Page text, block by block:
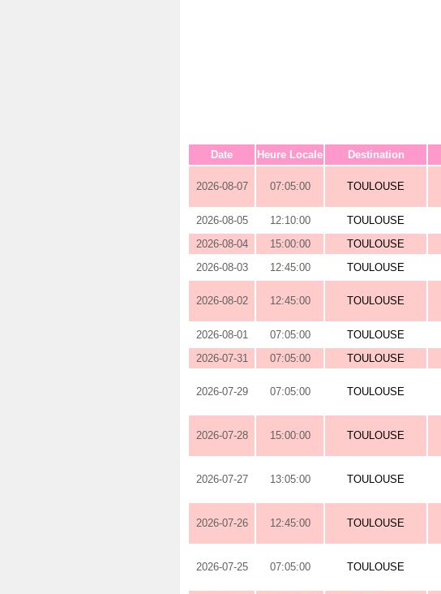
Date Heure Locale Destination
2026-08-07 07:05:00 TOULOUSE
2026-08-05
12:10:00 TOULOUSE
2026-08-04
15:00:00 TOULOUSE
2026-08-03
12:45:00 TOULOUSE
2026-08-02 12:45:00 TOULOUSE
2026-08-01 07:05:00 TOULOUSE
2026-07-31
07:05:00 TOULOUSE
2026-07-29 07:05:00 TOULOUSE
2026-07-28 15:00:00 TOULOUSE
2026-07-27 13:05:00 TOULOUSE
2026-07-26 12:45:00 TOULOUSE
2026-07-25 07:05:00 TOULOUSE